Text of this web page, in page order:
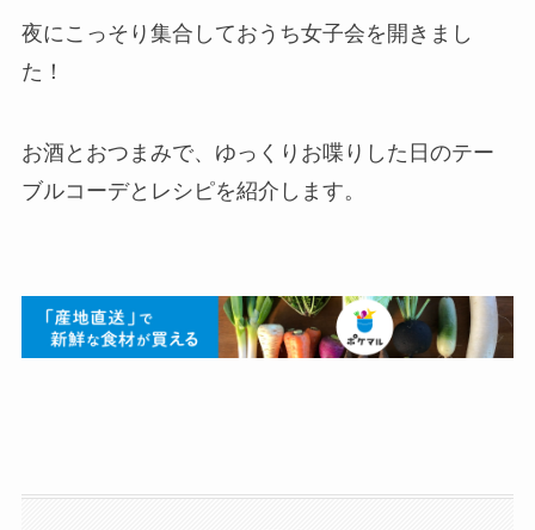
夜にこっそり集合しておうち女子会を開きまし
た！
お酒とおつまみで、ゆっくりお喋りした日のテー
ブルコーデとレシピを紹介します。